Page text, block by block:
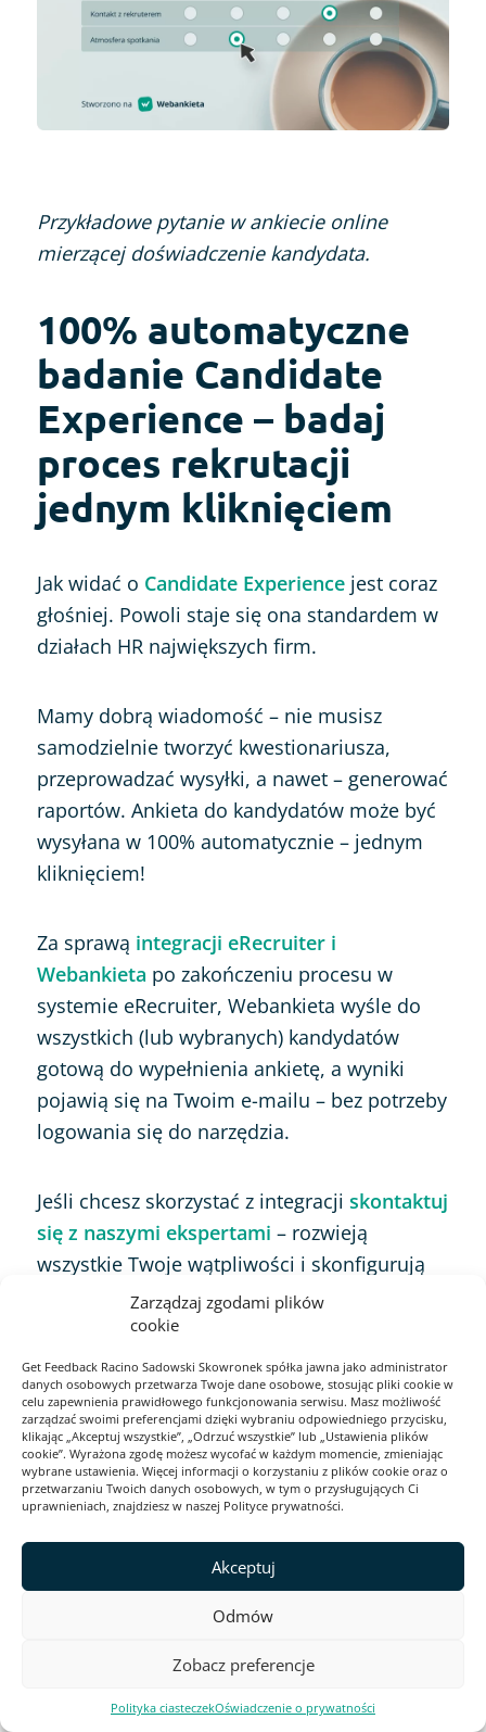
Zarządzaj zgodami plików
cookie
Get Feedback Racino Sadowski Skowronek spółka jawna jako administrator
danych osobowych przetwarza Twoje dane osobowe, stosując pliki cookie w
celu zapewnienia prawidłowego funkcjonowania serwisu. Masz możliwość
zarządzać swoimi preferencjami dzięki wybraniu odpowiedniego przycisku,
klikając „Akceptuj wszystkie”, „Odrzuć wszystkie” lub „Ustawienia plików
cookie”. Wyrażona zgodę możesz wycofać w każdym momencie, zmieniając
wybrane ustawienia. Więcej informacji o korzystaniu z plików cookie oraz o
przetwarzaniu Twoich danych osobowych, w tym o przysługujących Ci
uprawnieniach, znajdziesz w naszej Polityce prywatności.
Akceptuj
Odmów
Zobacz preferencje
Polityka ciasteczekOświadczenie o prywatności
Przykładowe pytanie w ankiecie online
mierzącej doświadczenie kandydata.
100% automatyczne
badanie Candidate
Experience – badaj
proces rekrutacji
jednym kliknięciem
Jak widać o Candidate Experiencejest coraz
głośniej. Powoli staje się ona standardem w
działach HR największych firm.
Mamy dobrą wiadomość – nie musisz
samodzielnie tworzyć kwestionariusza,
przeprowadzać wysyłki, a nawet – generować
raportów. Ankieta do kandydatów może być
wysyłana w 100% automatycznie – jednym
kliknięciem!
Za sprawą integracji eRecruiter i
Webankieta po zakończeniu procesu w
systemie eRecruiter, Webankieta wyśle do
wszystkich (lub wybranych) kandydatów
gotową do wypełnienia ankietę, a wyniki
pojawią się na Twoim e-mailu – bez potrzeby
logowania się do narzędzia.
Jeśli chcesz skorzystać z integracji skontaktuj
się z naszymi ekspertami – rozwieją
wszystkie Twoje wątpliwości i skonfigurują
za Ciebie kompleksowo ustawienia, abyś jak
najszybciej mógł zacząć badać procesy
rekrutacyjne w swojej organizacji.
Zastanawiasz się, jak
przeprowadzić
badanie Candidate
Experience?
kandydatów z szablonem przygotowanym
wspólnie z ekspertką HR, Zytą Machnicką.